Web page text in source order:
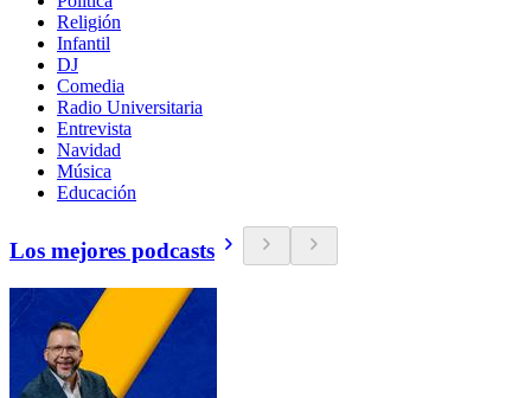
Religión
Infantil
DJ
Comedia
Radio Universitaria
Entrevista
Navidad
Música
Educación
Los mejores podcasts